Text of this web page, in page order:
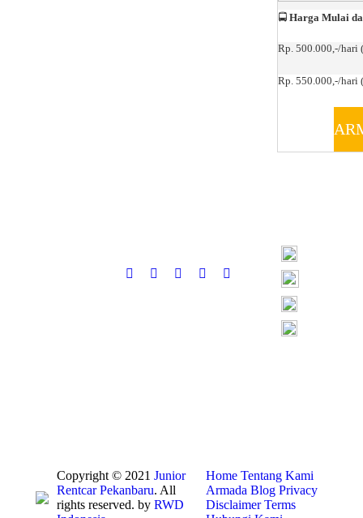
🚍 Harga Mulai
Rp. 500.000,-/hari
Rp. 550.000,-/hari
Copyright © 2021 Junior
Rentcar Pekanbaru. All
rights reserved. by RWD
Home Tentang Kami
Armada Blog Privacy
Disclaimer Terms